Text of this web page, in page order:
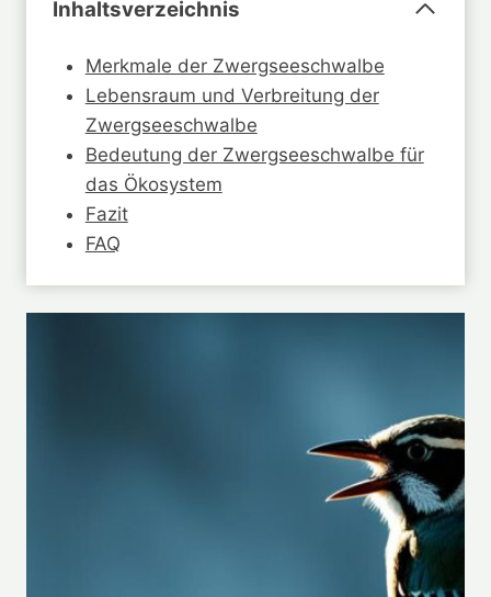
Inhaltsverzeichnis
Merkmale der Zwergseeschwalbe
Lebensraum und Verbreitung der
Zwergseeschwalbe
Bedeutung der Zwergseeschwalbe für
das Ökosystem
Fazit
FAQ